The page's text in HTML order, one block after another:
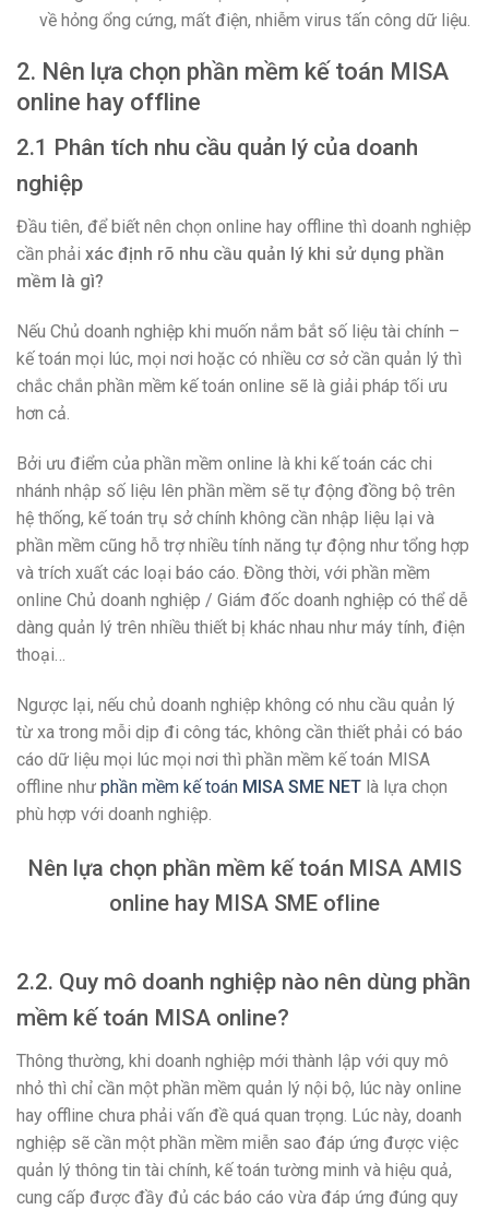
về hỏng ổng cứng, mất điện, nhiễm virus tấn công dữ liệu.
2. Nên lựa chọn phần mềm kế toán MISA
online hay offline
2.1 Phân tích nhu cầu quản lý của doanh
nghiệp
Đầu tiên, để biết nên chọn online hay offline thì doanh nghiệp
cần phải xác định rõ nhu cầu quản lý khi sử dụng phần
mềm là gì?
Nếu Chủ doanh nghiệp khi muốn nắm bắt số liệu tài chính –
kế toán mọi lúc, mọi nơi hoặc có nhiều cơ sở cần quản lý thì
chắc chắn phần mềm kế toán online sẽ là giải pháp tối ưu
hơn cả.
Bởi ưu điểm của phần mềm online là khi kế toán các chi
nhánh nhập số liệu lên phần mềm sẽ tự động đồng bộ trên
hệ thống, kế toán trụ sở chính không cần nhập liệu lại và
phần mềm cũng hỗ trợ nhiều tính năng tự động như tổng hợp
và trích xuất các loại báo cáo. Đồng thời, với phần mềm
online Chủ doanh nghiệp / Giám đốc doanh nghiệp có thể dễ
dàng quản lý trên nhiều thiết bị khác nhau như máy tính, điện
thoại…
Ngược lại, nếu chủ doanh nghiệp không có nhu cầu quản lý
từ xa trong mỗi dịp đi công tác, không cần thiết phải có báo
cáo dữ liệu mọi lúc mọi nơi thì phần mềm kế toán MISA
offline như phần mềm kế toán MISA SME NET là lựa chọn
phù hợp với doanh nghiệp.
Nên lựa chọn phần mềm kế toán MISA AMIS
online hay MISA SME ofline
2.2. Quy mô doanh nghiệp nào nên dùng phần
mềm kế toán MISA online?
Thông thường, khi doanh nghiệp mới thành lập với quy mô
nhỏ thì chỉ cần một phần mềm quản lý nội bộ, lúc này online
hay offline chưa phải vấn đề quá quan trọng. Lúc này, doanh
nghiệp sẽ cần một phần mềm miễn sao đáp ứng được việc
quản lý thông tin tài chính, kế toán tường minh và hiệu quả,
cung cấp được đầy đủ các báo cáo vừa đáp ứng đúng quy